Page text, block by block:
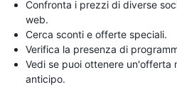
Confronta i prezzi di diverse
web.
Cerca sconti e offerte speciali.
Verifica la presenza di
Vedi se puoi ottenere un'offerta
anticipo.